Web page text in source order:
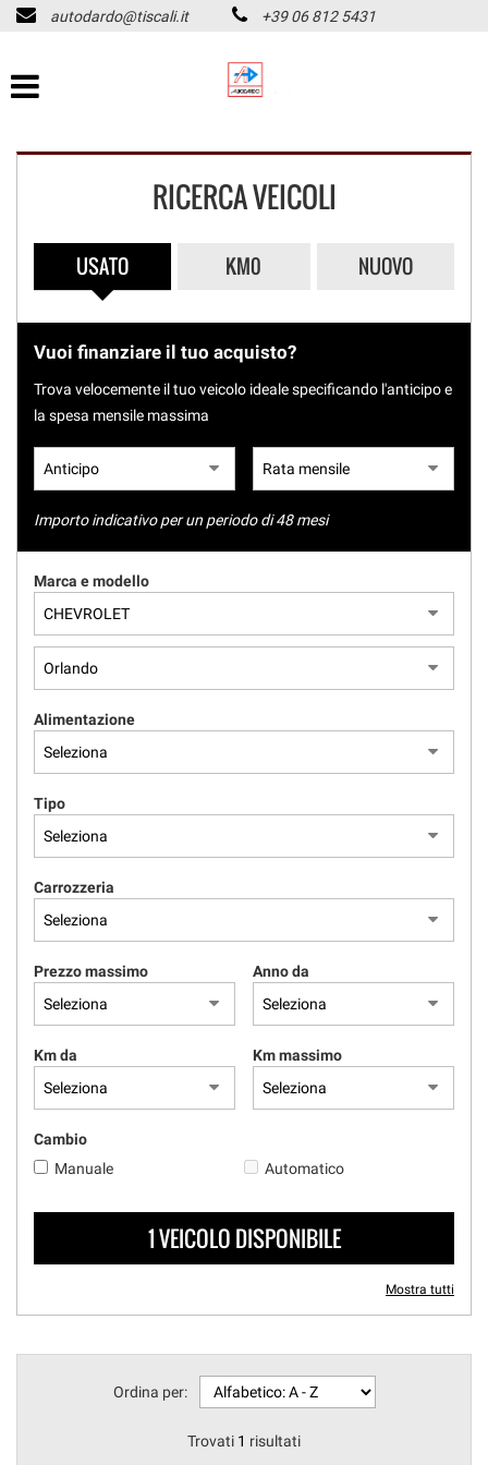
HOME
LISTA VEICOLI
CHI SIAMO
ACQUISTIAMO USATO
autodardo@tiscali.it +39 06 812 5431
RICERCA VEICOLI
USATO KM0 NUOVO
Vuoi finanziare il tuo acquisto?
Trova velocemente il tuo veicolo ideale specificando l'anticipo e
la spesa mensile massima
Importo indicativo per un periodo di 48 mesi
Marca e modello
Alimentazione
Tipo
Carrozzeria
Prezzo massimo Anno da
Km da Km massimo
Cambio
Manuale
Automatico
1 VEICOLO DISPONIBILE
Mostra tutti
Ordina per:
Trovati 1 risultati
preferenze
di
consente
le
tue
preferenze
di
consenso
tecnologie
tracciamento
che
offrire
e
svolgere
le
attività
di
seguito
descritte.
Per
maggiori
sull'utilità
di
questi
tracciamento
rimanda
cookie
policy.
rivedere